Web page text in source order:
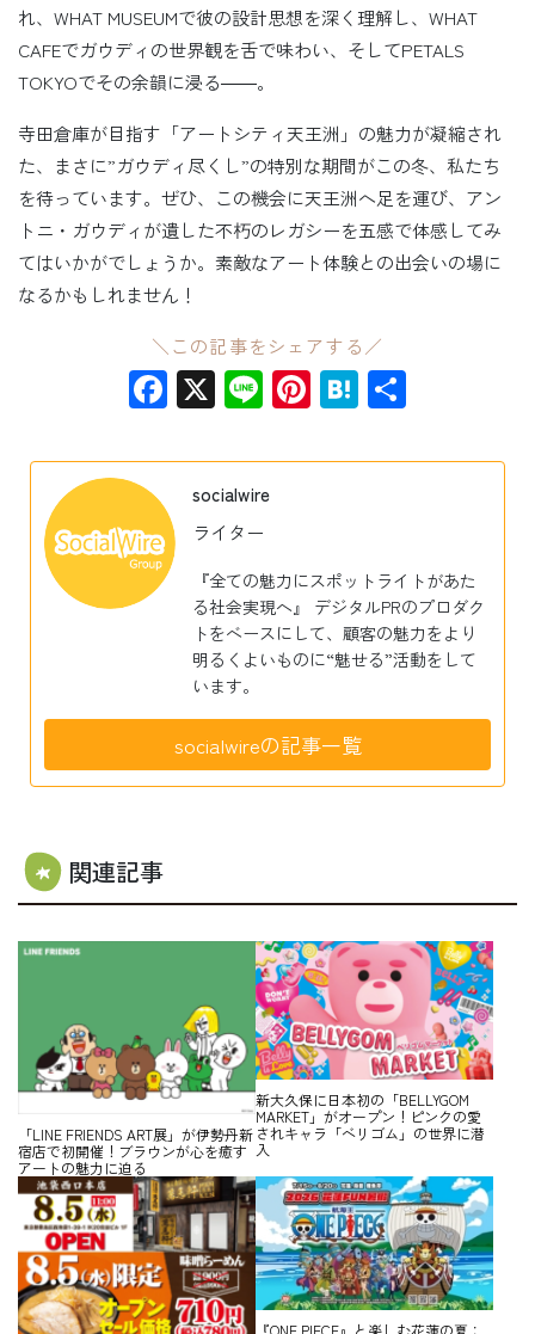
れ、WHAT MUSEUMで彼の設計思想を深く理解し、WHAT
CAFEでガウディの世界観を舌で味わい、そしてPETALS
TOKYOでその余韻に浸る――。
寺田倉庫が目指す「アートシティ天王洲」の魅力が凝縮され
た、まさに”ガウディ尽くし”の特別な期間がこの冬、私たち
を待っています。ぜひ、この機会に天王洲へ足を運び、アン
トニ・ガウディが遺した不朽のレガシーを五感で体感してみ
てはいかがでしょうか。素敵なアート体験との出会いの場に
なるかもしれません！
＼この記事をシェアする／
Facebook
X LinePinterest
Hatena
socialwire
ライター
『全ての魅力にスポットライトがあた
る社会実現へ』 デジタルPRのプロダク
トをベースにして、顧客の魅力をより
明るくよいものに“魅せる”活動をして
います。
socialwireの記事一覧
関連記事
「LINE FRIENDS ART展」が伊勢丹新
宿店で初開催！ブラウンが心を癒す
アートの魅力に迫る
新大久保に日本初の「BELLYGOM
MARKET」がオープン！ピンクの愛
されキャラ「ベリゴム」の世界に潜
入
『ONE PIECE』と楽しむ花蓮の夏：